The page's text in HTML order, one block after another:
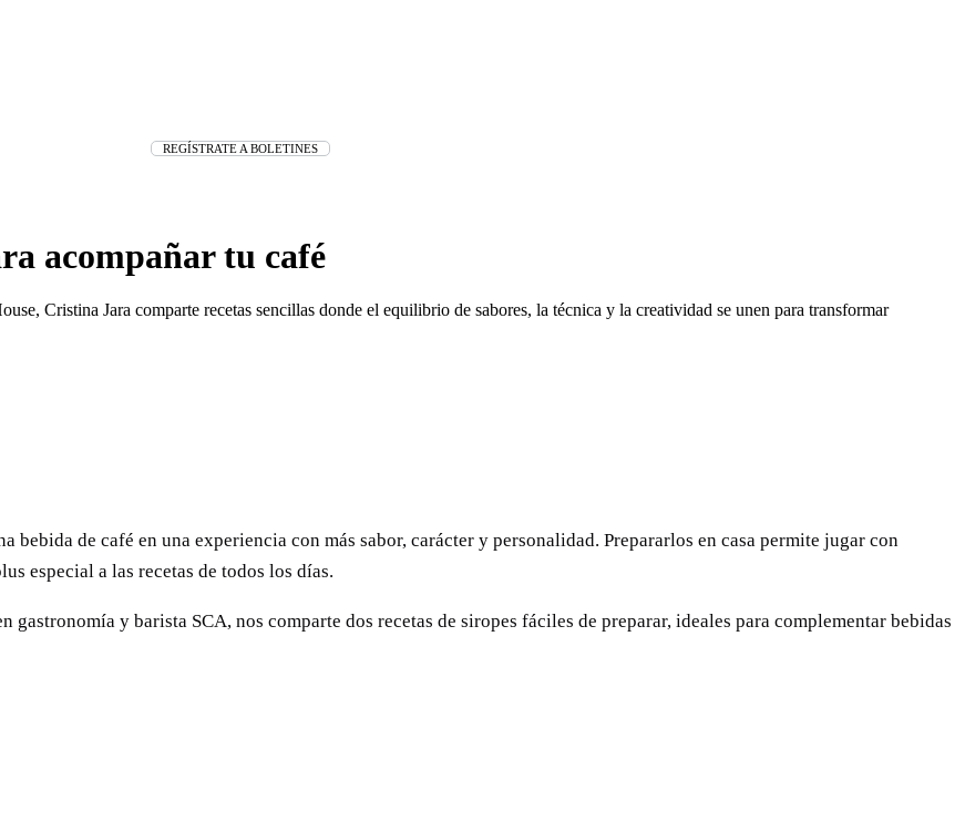
REGÍSTRATE A BOLETINES
acompañar tu café
Cristina Jara comparte recetas sencillas donde el equilibrio de sabores, la técnica y la creatividad se unen para transformar
bebida de café en una experiencia con más sabor, carácter y personalidad. Prepararlos en casa permite jugar con
especial a las recetas de todos los días.
gastronomía y barista SCA, nos comparte dos recetas de siropes fáciles de preparar, ideales para complementar bebidas